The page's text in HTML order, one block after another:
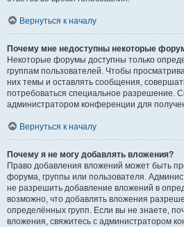
Вернуться к началу
Почему мне недоступны некоторые
Некоторые форумы доступны только
группам пользователей. Чтобы
них темы и оставлять сообщения,
потребоваться специальное разрешение.
администратором конференции для
Вернуться к началу
Почему я не могу добавлять вложения?
Право добавления вложений может быть
форума, группы или пользователя.
не разрешить добавление вложений в
возможно, что добавлять вложения
определённых групп. Если вы не знаете,
вложения, свяжитесь с администратором